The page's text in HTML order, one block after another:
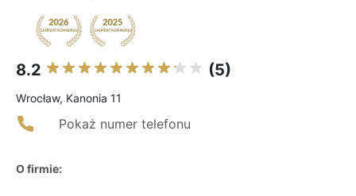
8.2 (5)
Wrocław, Kanonia 11
Pokaż numer telefonu
O firmie: